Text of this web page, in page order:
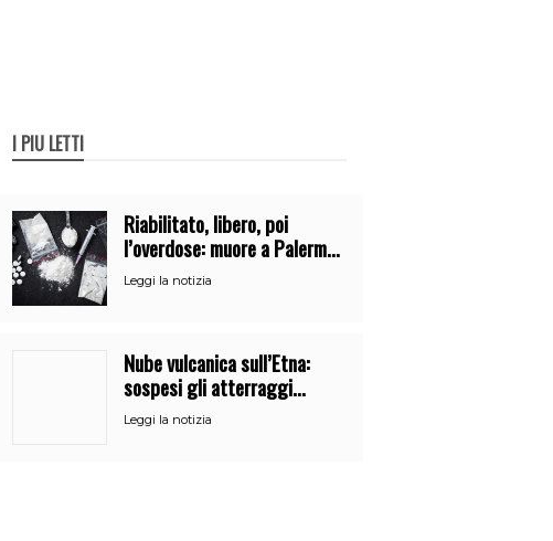
I PIÙ LETTI
Riabilitato, libero, poi
l’overdose: muore a Palermo
un mese dopo l’uscita dalla
comunità
Leggi la notizia
Nube vulcanica sull’Etna:
sospesi gli atterraggi
all’aeroporto di Catania
Leggi la notizia